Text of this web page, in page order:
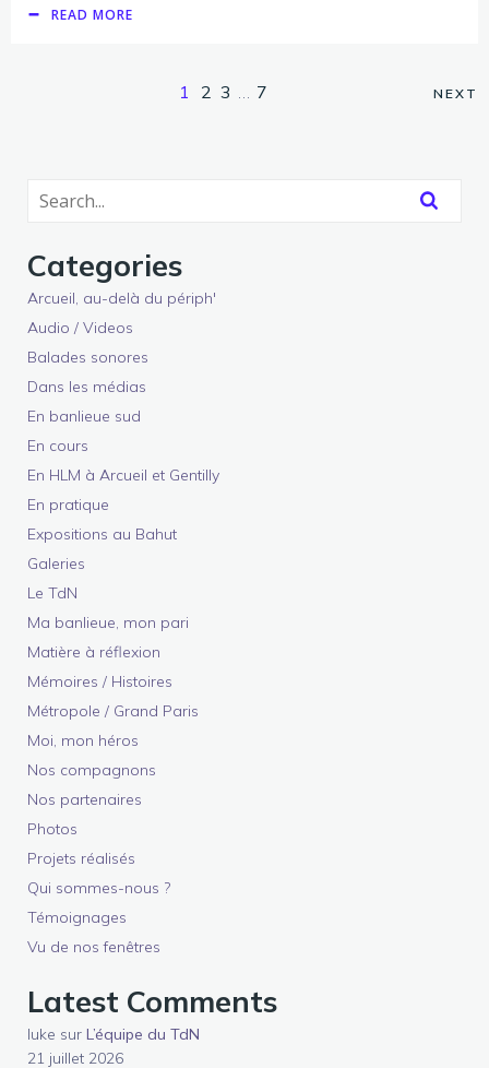
READ MORE
1 2 3 7 NEXT
Categories
Arcueil, au-delà du périph'
Audio / Videos
Balades sonores
Dans les médias
En banlieue sud
En cours
En HLM à Arcueil et Gentilly
En pratique
Expositions au Bahut
Galeries
Le TdN
Ma banlieue, mon pari
Matière à réflexion
Mémoires / Histoires
Métropole / Grand Paris
Moi, mon héros
Nos compagnons
Nos partenaires
Photos
Projets réalisés
Qui sommes-nous ?
Témoignages
Vu de nos fenêtres
Latest Comments
luke sur L’équipe du TdN
21 juillet 2026